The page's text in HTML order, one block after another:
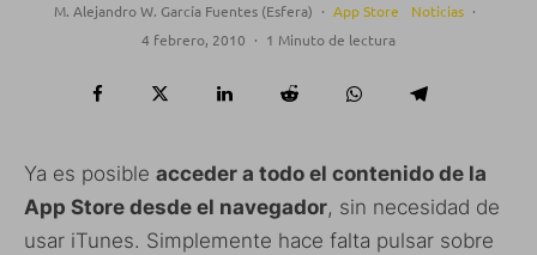
M. Alejandro W. García Fuentes (Esfera) · App Store Noticias ·
4 febrero, 2010 · 1 Minuto de lectura
Ya es posible acceder a todo el contenido de la
App Store desde el navegador, sin necesidad de
usar iTunes. Simplemente hace falta pulsar sobre